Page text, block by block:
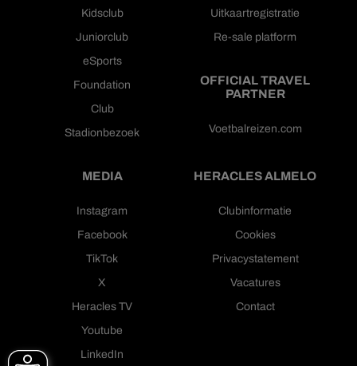
Kidsclub
Juniorclub
eSports
Foundation
Club
Stadionbezoek
Uitkaartregistratie
Re-sale platform
OFFICIAL TRAVEL
PARTNER
Voetbalreizen.com
MEDIA
Instagram
Facebook
TikTok
X
Heracles TV
Youtube
LinkedIn
HERACLES ALMELO
Clubinformatie
Cookies
Privacystatement
Vacatures
Contact